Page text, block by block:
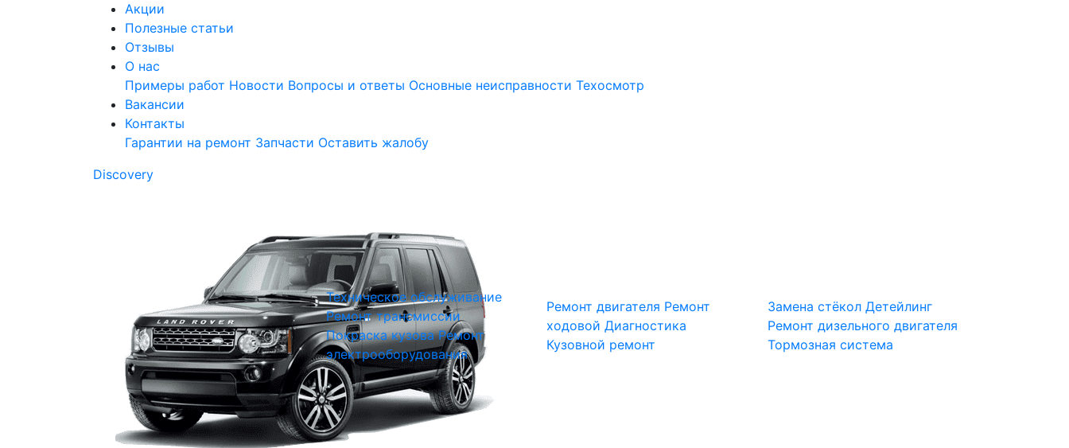
Акции
Полезные статьи
Отзывы
О нас
Примеры работ Новости Вопросы и ответы Основные неисправности Техосмотр
Вакансии
Контакты
Гарантии на ремонт Запчасти Оставить жалобу
Discovery
Техническое обслуживание
Ремонт трансмиссии
Покраска кузова Ремонт
электрооборудования
Ремонт двигателя Ремонт
ходовой Диагностика
Кузовной ремонт
Замена стёкол Детейлинг
Ремонт дизельного двигателя
Тормозная система